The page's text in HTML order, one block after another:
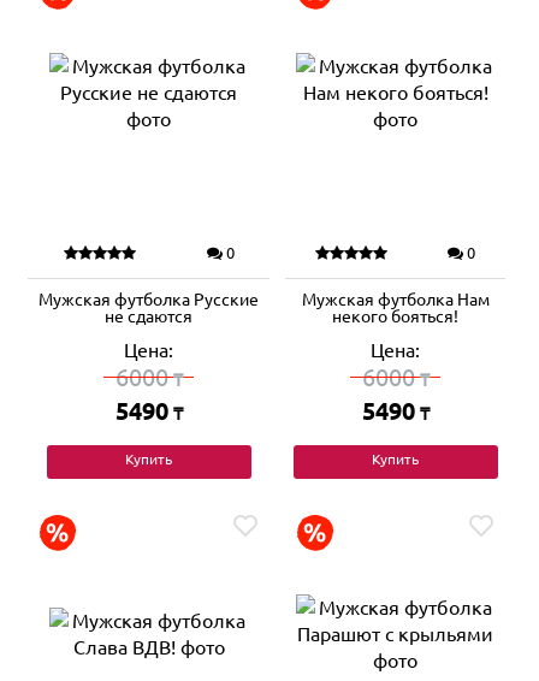
0
Мужская футболка Русские
не сдаются
Цена:
6000₸
5490 ₸
Купить
0
Мужская футболка Нам
некого бояться!
Цена:
6000₸
5490 ₸
Купить